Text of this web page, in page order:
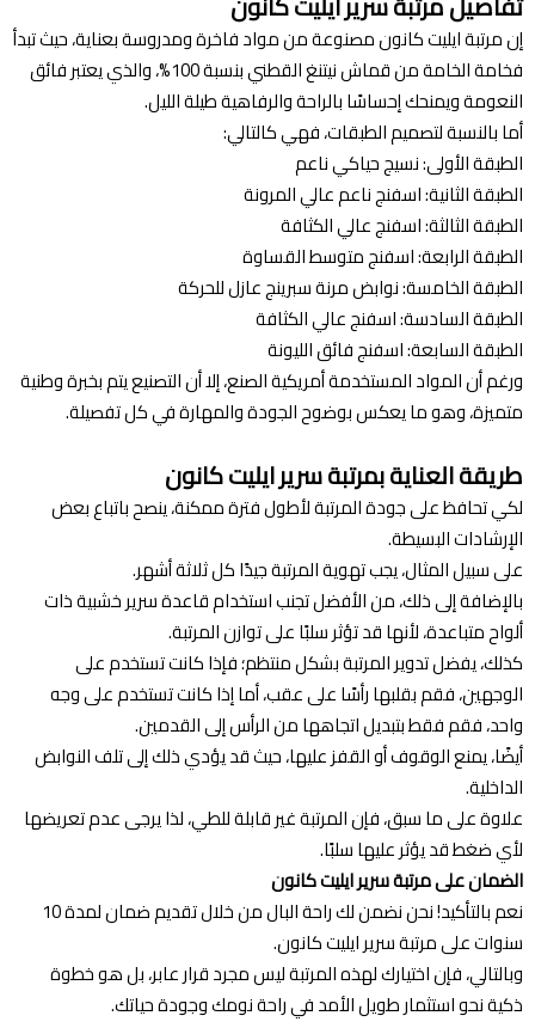
إن مرتبة ايليت كانون مصنوعة من مواد فاخرة ومدروسة بعناية، حيث تبدأ
فخامة الخامة من قماش نيتنغ القطني بنسبة 100%، والذي يعتبر فائق
النعومة ويمنحك إحساسًا بالراحة والرفاهية طيلة الليل.
أما بالنسبة لتصميم الطبقات، فهي كالتالي:
الطبقة الأولى: نسيج حياكي ناعم
الطبقة الثانية: اسفنج ناعم عالي المرونة
الطبقة الثالثة: اسفنج عالي الكثافة
الطبقة الرابعة: اسفنج متوسط القساوة
الطبقة الخامسة: نوابض مرنة سبرينج عازل للحركة
الطبقة السادسة: اسفنج عالي الكثافة
الطبقة السابعة: اسفنج فائق الليونة
ورغم أن المواد المستخدمة أمريكية الصنع، إلا أن التصنيع يتم بخبرة وطنية
متميزة، وهو ما يعكس بوضوح الجودة والمهارة في كل تفصيلة.
طريقة العناية بمرتبة سرير ايليت كانون
لكي تحافظ على جودة المرتبة لأطول فترة ممكنة، ينصح باتباع بعض
الإرشادات البسيطة.
على سبيل المثال، يجب تهوية المرتبة جيدًا كل ثلاثة أشهر.
بالإضافة إلى ذلك، من الأفضل تجنب استخدام قاعدة سرير خشبية ذات
ألواح متباعدة، لأنها قد تؤثر سلبًا على توازن المرتبة.
كذلك، يفضل تدوير المرتبة بشكل منتظم؛ فإذا كانت تستخدم على
الوجهين، فقم بقلبها رأسًا على عقب، أما إذا كانت تستخدم على وجه
واحد، فقم فقط بتبديل اتجاهها من الرأس إلى القدمين.
أيضًا، يمنع الوقوف أو القفز عليها، حيث قد يؤدي ذلك إلى تلف النوابض
الداخلية.
علاوة على ما سبق، فإن المرتبة غير قابلة للطي، لذا يرجى عدم تعريضها
لأي ضغط قد يؤثر عليها سلبًا.
الضمان على مرتبة سرير ايليت كانون
نعم بالتأكيد! نحن نضمن لك راحة البال من خلال تقديم ضمان لمدة 10
سنوات على مرتبة سرير ايليت كانون.
وبالتالي، فإن اختيارك لهذه المرتبة ليس مجرد قرار عابر، بل هو خطوة
ذكية نحو استثمار طويل الأمد في راحة نومك وجودة حياتك.